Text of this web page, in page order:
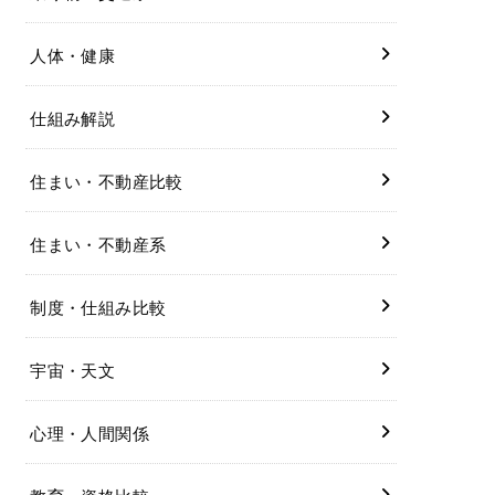
人体・健康
仕組み解説
住まい・不動産比較
住まい・不動産系
制度・仕組み比較
宇宙・天文
心理・人間関係